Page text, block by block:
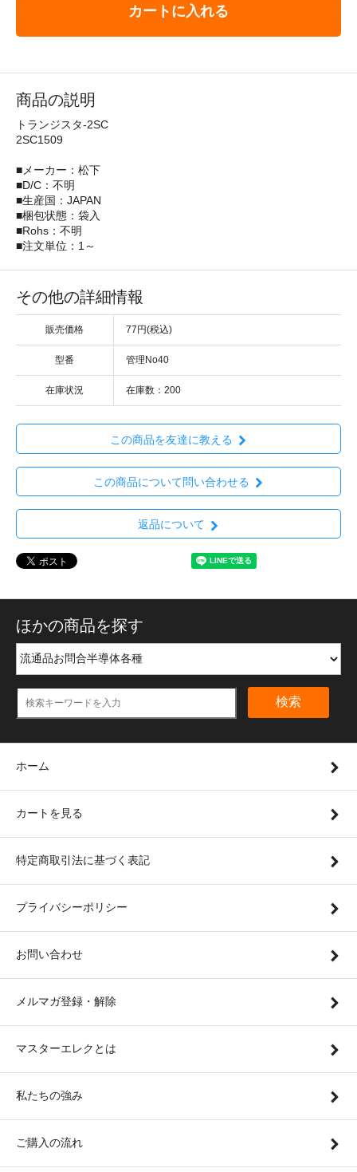
カートに入れる
商品の説明
トランジスタ-2SC
2SC1509
■メーカー：松下
■D/C：不明
■生産国：JAPAN
■梱包状態：袋入
■Rohs：不明
■注文単位：1～
その他の詳細情報
販売価格 77円(税込)
型番 管理No40
在庫状況 在庫数：200
この商品を友達に教える
この商品について問い合わせる
返品について
ほかの商品を探す
検索
ホーム
カートを見る
特定商取引法に基づく表記
プライバシーポリシー
お問い合わせ
メルマガ登録・解除
マスターエレクとは
私たちの強み
ご購入の流れ